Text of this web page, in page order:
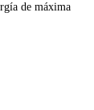
de máxima